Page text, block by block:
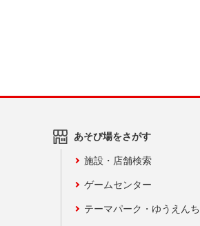
あそび場をさがす
施設・店舗検索
ゲームセンター
テーマパーク・ゆうえんち